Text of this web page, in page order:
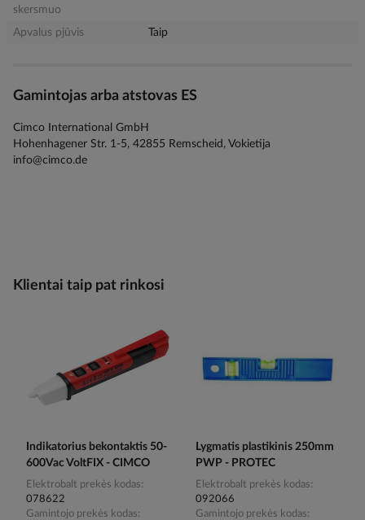
skersmuo
Apvalus pjūvis Taip
Gamintojas arba atstovas ES
Cimco International GmbH
Hohenhagener Str. 1-5, 42855 Remscheid, Vokietija
info@cimco.de
Klientai taip pat rinkosi
Indikatorius bekontaktis 50-
600Vac VoltFIX - CIMCO
Elektrobalt prekės kodas
078622
Gamintojo prekės kodas
Lygmatis plastikinis 250mm
PWP - PROTEC
Elektrobalt prekės kodas
092066
Gamintojo prekės kodas